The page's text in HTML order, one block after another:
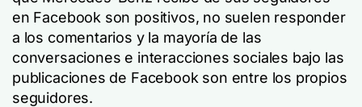
en Facebook son positivos, no suelen responder
a los comentarios y la mayoría de las
conversaciones e interacciones sociales bajo las
publicaciones de Facebook son entre los propios
seguidores.